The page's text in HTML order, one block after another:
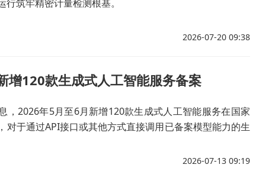
行筑牢精密计量检测根基。
2026-07-20 09:38
增120款生成式人工智能服务备案
，2026年5月至6月新增120款生成式人工智能服务在国家
对于通过API接口或其他方式直接调用已备案模型能力的生
2026-07-13 09:19